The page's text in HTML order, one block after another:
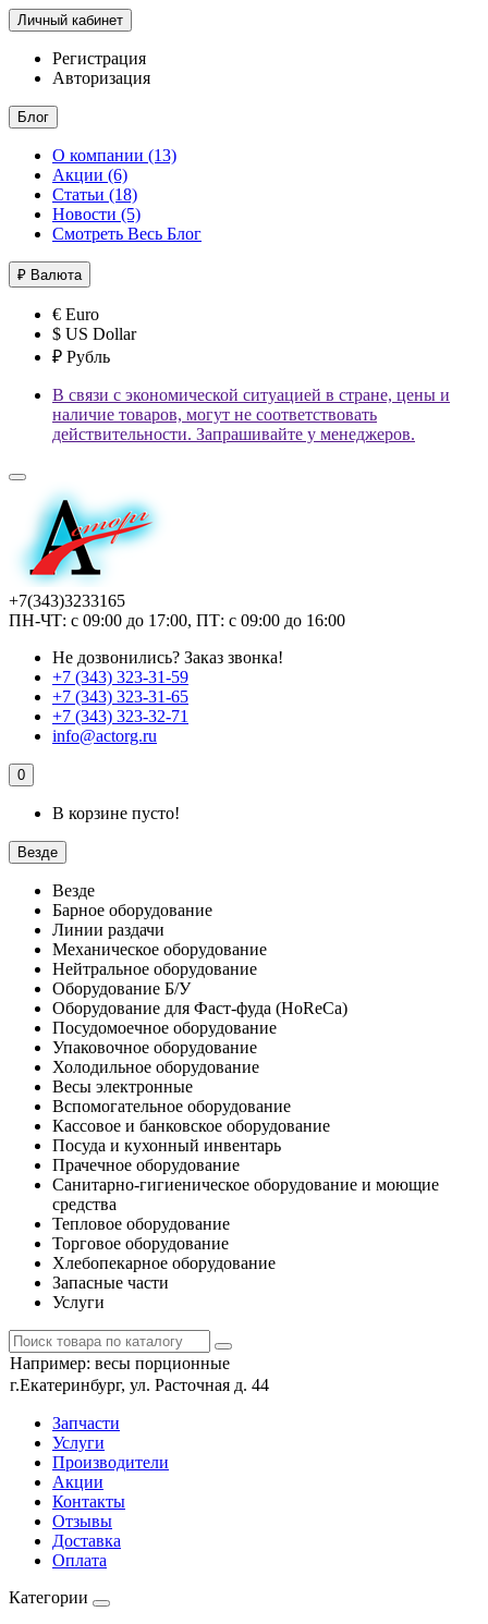
Личный кабинет
Регистрация
Авторизация
Блог
О компании (13)
Акции (6)
Статьи (18)
Новости (5)
Смотреть Весь Блог
₽ Валюта
€ Euro
$ US Dollar
₽ Рубль
В связи с экономической ситуацией в стране, цены и
наличие товаров, могут не соответствовать
действительности. Запрашивайте у менеджеров.
+7(343)3233165
ПН-ЧТ: с 09:00 до 17:00, ПТ: с 09:00 до 16:00
Не дозвонились? Заказ звонка!
+7 (343) 323-31-59
+7 (343) 323-31-65
+7 (343) 323-32-71
info@actorg.ru
0
В корзине пусто!
Везде
Везде
Барное оборудование
Линии раздачи
Механическое оборудование
Нейтральное оборудование
Оборудование Б/У
Оборудование для Фаст-фуда (HoReCa)
Посудомоечное оборудование
Упаковочное оборудование
Холодильное оборудование
Весы электронные
Вспомогательное оборудование
Кассовое и банковское оборудование
Посуда и кухонный инвентарь
Прачечное оборудование
Санитарно-гигиеническое оборудование и моющие
средства
Тепловое оборудование
Торговое оборудование
Хлебопекарное оборудование
Запасные части
Услуги
Например: весы порционные
г.Екатеринбург, ул. Расточная д. 44
Запчасти
Услуги
Производители
Акции
Контакты
Отзывы
Доставка
Оплата
Категории